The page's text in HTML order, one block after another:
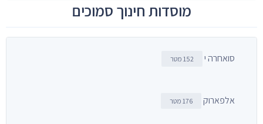
מוסדות חינוך סמוכים
סואחרה י 152 מטר
אלפארוק 176 מטר